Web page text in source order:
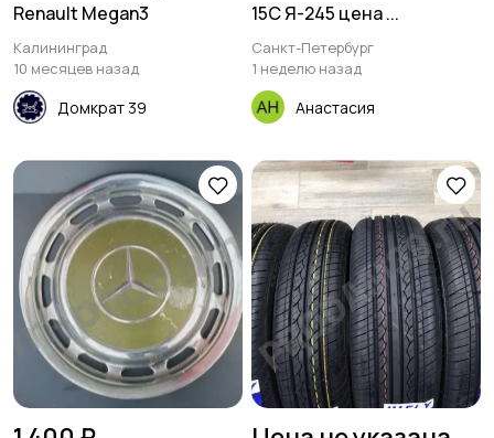
Renault Megan3
Калининград
10 месяцев назад
Домкрат 39
15С Я-245 цена ...
Санкт-Петербург
1 неделю назад
Анастасия